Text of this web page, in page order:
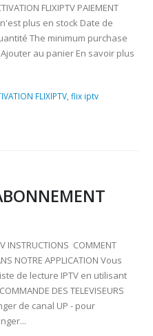
FLIXIPTV PAIEMENT
plus en stock Date de
The minimum purchase
au panier En savoir plus
FLIXIPTV ,flix iptv
INSTRUCTIONS COMMENT
NOTRE APPLICATION Vous
de lecture IPTV en utilisant
DES TELEVISEURS
de canal UP - pour